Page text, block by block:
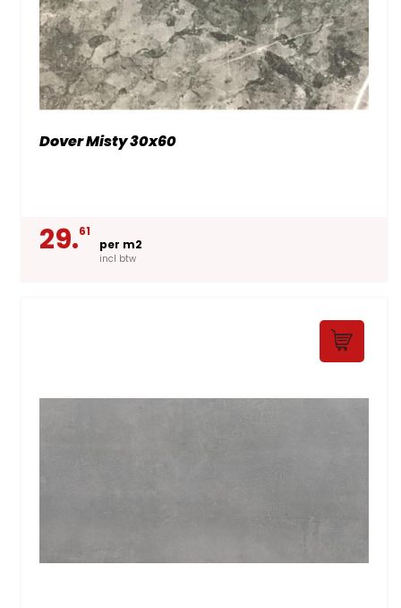
Dover Misty 30x60
29.61
per m2
incl btw